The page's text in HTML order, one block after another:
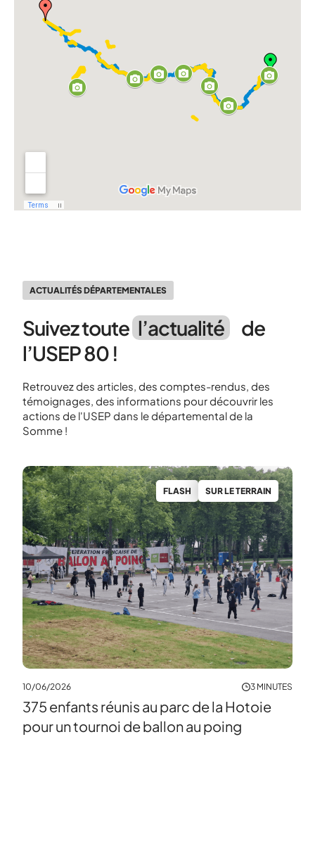
ACTUALITÉS DÉPARTEMENTALES
Suivez toute l’actualité
de
l’USEP 80 !
Retrouvez des articles, des comptes-rendus, des
témoignages, des informations pour découvrir les
actions de l'USEP dans le départemental de la
Somme !
FLASH SUR LE TERRAIN
10/06/2026 3 MINUTES
375 enfants réunis au parc de la Hotoie
pour un tournoi de ballon au poing